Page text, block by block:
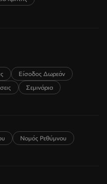
Είσοδος Δωρεάν
Σεμινάρια
Νομός Ρεθύμνου